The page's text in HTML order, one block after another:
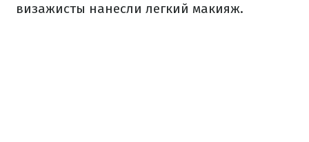
визажисты нанесли легкий макияж.